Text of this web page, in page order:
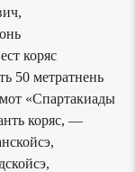
коряс
50 метратнень
«Спартакиады
коряс, —